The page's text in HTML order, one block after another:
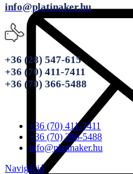
info@platinaker.hu
+36 (28) 547-615
+36 (70) 411-7411
+36 (70) 366-5488
+36 (70) 411-7411
+36 (70) 366-5488
info@platinaker.hu
Navigáció